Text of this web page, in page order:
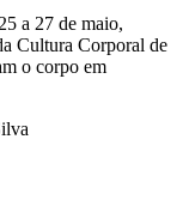
a 27 de maio,
Cultura Corporal de
o corpo em